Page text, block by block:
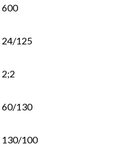
600
24/125
2;2
60/130
130/100